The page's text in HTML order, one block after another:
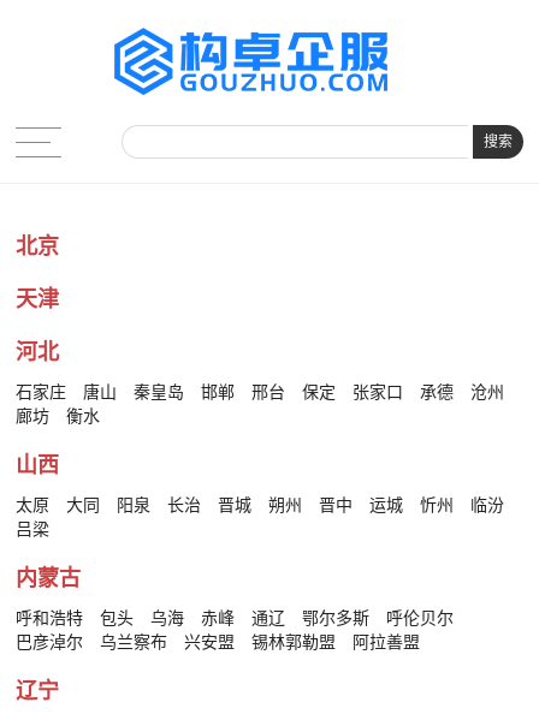
搜索
北京
天津
河北
石家庄 唐山 秦皇岛 邯郸 邢台 保定 张家口 承德
沧州
廊坊
衡水
山西
太原 大同 阳泉 长治 晋城 朔州 晋中 运城 忻州
临汾
吕梁
内蒙古
呼和浩特 包头 乌海 赤峰 通辽 鄂尔多斯
呼伦贝尔
巴彦淖尔
乌兰察布 兴安盟 锡林郭勒盟 阿拉善盟
辽宁